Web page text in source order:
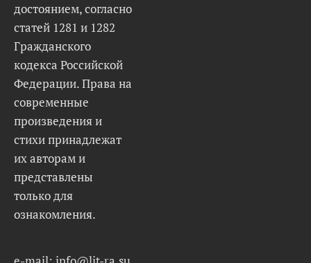
достоянием, согласно
статей 1281 и 1282
Гражданского
кодекса Российской
Федерации. Права на
современные
произведения и
стихи принадлежат
их авторам и
представлены
только для
ознакомления.